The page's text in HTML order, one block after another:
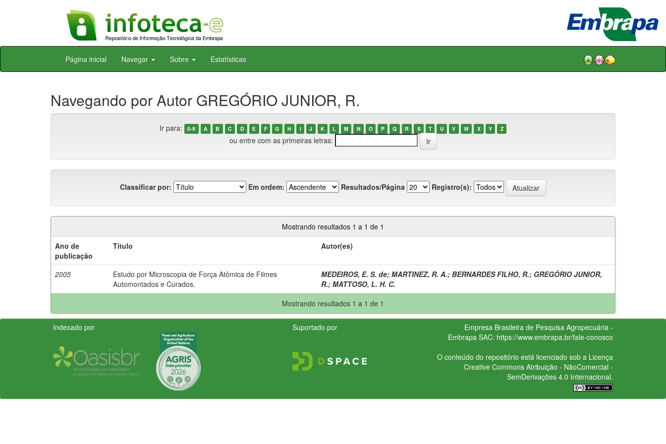
Skip
Página inicial Navegar Sobre Estatísticas
Navegando por Autor GREGÓRIO JUNIOR, R.
Ir para: 0-9 A B C D E F G H I J K L M N O P Q R S T U V W X Y Z
ou entre com as primeiras letras:
Classificar por: Em ordem: Resultados/Página Registro(s):
Mostrando resultados 1 a 1 de 1
Ano de
publicação
Título Autor(es)
2005
Estudo por Microscopia de Força Atômica de Filmes
Automontados e Curados.
MEDEIROS, E. S. de; MARTINEZ, R. A.; BERNARDES FILHO, R.; GREGÓRIO JUNIOR,
R.; MATTOSO, L. H. C.
Mostrando resultados 1 a 1 de 1
Indexado por Suportado por
Empresa Brasileira de Pesquisa Agropecuária -
Embrapa SAC: https://www.embrapa.br/fale-conosco
O conteúdo do repositório está licenciado sob a Licença
Creative CommonsAtribuição - NãoComercial -
SemDerivações 4.0 Internacional.